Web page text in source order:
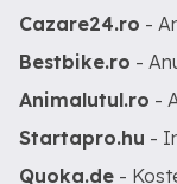
Cazare24.ro -
Bestbike.ro -
Animalutul.ro -
Startapro.hu -
Quoka.de -